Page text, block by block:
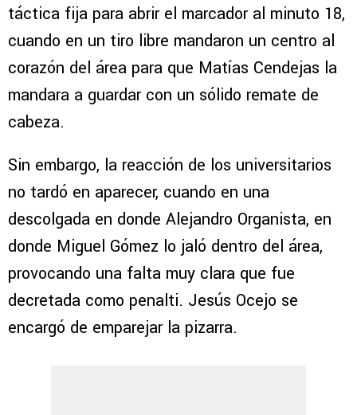
táctica fija para abrir el marcador al minuto 18,
cuando en un tiro libre mandaron un centro al
corazón del área para que Matías Cendejas la
mandara a guardar con un sólido remate de
cabeza.
Sin embargo, la reacción de los universitarios
no tardó en aparecer, cuando en una
descolgada en donde Alejandro Organista, en
donde Miguel Gómez lo jaló dentro del área,
provocando una falta muy clara que fue
decretada como penalti. Jesús Ocejo se
encargó de emparejar la pizarra.